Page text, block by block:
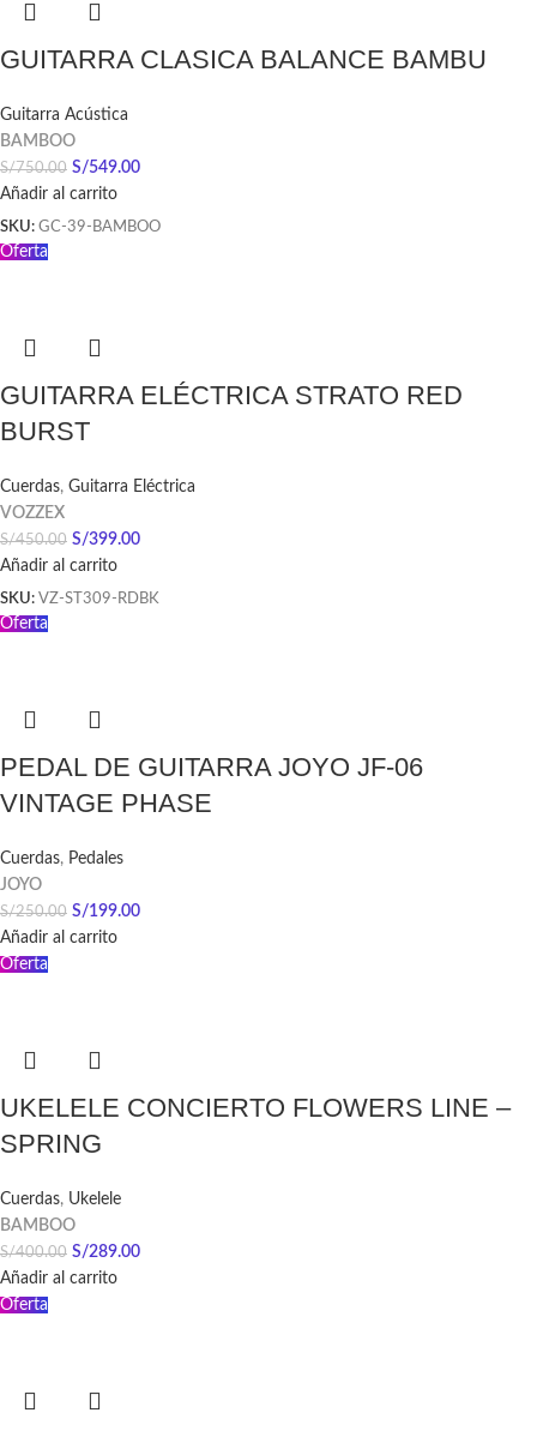
GUITARRA CLASICA BALANCE BAMBU
Guitarra Acústica
BAMBOO
S/750.00 S/549.00
Añadir al carrito
SKU: GC-39-BAMBOO
Oferta
GUITARRA ELÉCTRICA STRATO RED
BURST
Cuerdas, Guitarra Eléctrica
VOZZEX
S/450.00 S/399.00
Añadir al carrito
SKU: VZ-ST309-RDBK
Oferta
PEDAL DE GUITARRA JOYO JF-06
VINTAGE PHASE
Cuerdas, Pedales
JOYO
S/250.00 S/199.00
Añadir al carrito
Oferta
UKELELE CONCIERTO FLOWERS LINE –
SPRING
Cuerdas, Ukelele
BAMBOO
S/400.00 S/289.00
Añadir al carrito
Oferta